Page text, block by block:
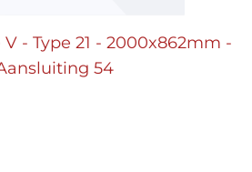
- Type 21 - 2000x862mm -
54